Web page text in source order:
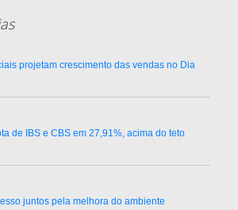
projetam crescimento das vendas no Dia
de IBS e CBS em 27,91%, acima do teto
juntos pela melhora do ambiente